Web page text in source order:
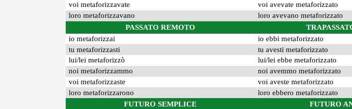
voi metaforizzavate
loro metaforizzavano
PASSATO REMOTO
io metaforizzai
tu metaforizzasti
lui/lei metaforizzò
noi metaforizzammo
voi metaforizzaste
loro metaforizzarono
FUTURO SEMPLICE
voi avevate metaforizzato
loro avevano metaforizzato
io ebbi metaforizzato
tu avesti metaforizzato
lui/lei ebbe metaforizzato
noi avemmo metaforizzato
voi aveste metaforizzato
loro ebbero metaforizzato
FUTURO